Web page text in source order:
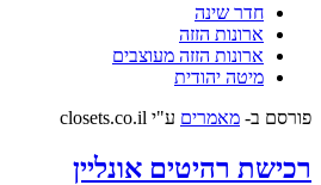
חדר שינה
ארונות הזזה
ארונות הזזה מעוצבים
מיטה יהודית
פורסם ב- מאמרים ע"י closets.co.il
רכישת רהיטים אונליין